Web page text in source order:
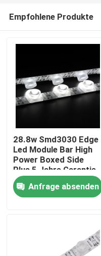
Nach Hause
Empfohlene Produkte
28.8w Smd3030 Edge
Led Module Bar High
Power Boxed Side
Plus 5 Jahre Garantie
für doppelseitige
Lichtbox Fabribox
Anfrage absenden